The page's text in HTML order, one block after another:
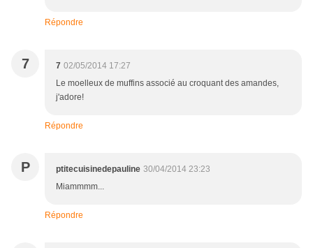
Répondre
7 7 02/05/2014 17:27
Le moelleux de muffins associé au croquant des amandes,
j'adore!
Répondre
P ptitecuisinedepauline 30/04/2014 23:23
Miammmm...
Répondre